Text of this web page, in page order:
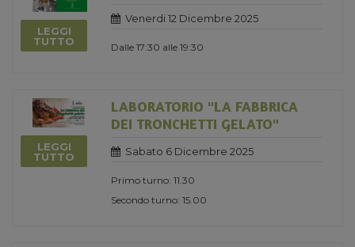
LEGGI
TUTTO
Venerdi 12 Dicembre 2025
Dalle 17:30 alle 19:30
LEGGI
TUTTO
LABORATORIO "LA FABBRICA
DEI TRONCHETTI GELATO"
Sabato 6 Dicembre 2025
Primo turno: 11.30
Secondo turno: 15.00